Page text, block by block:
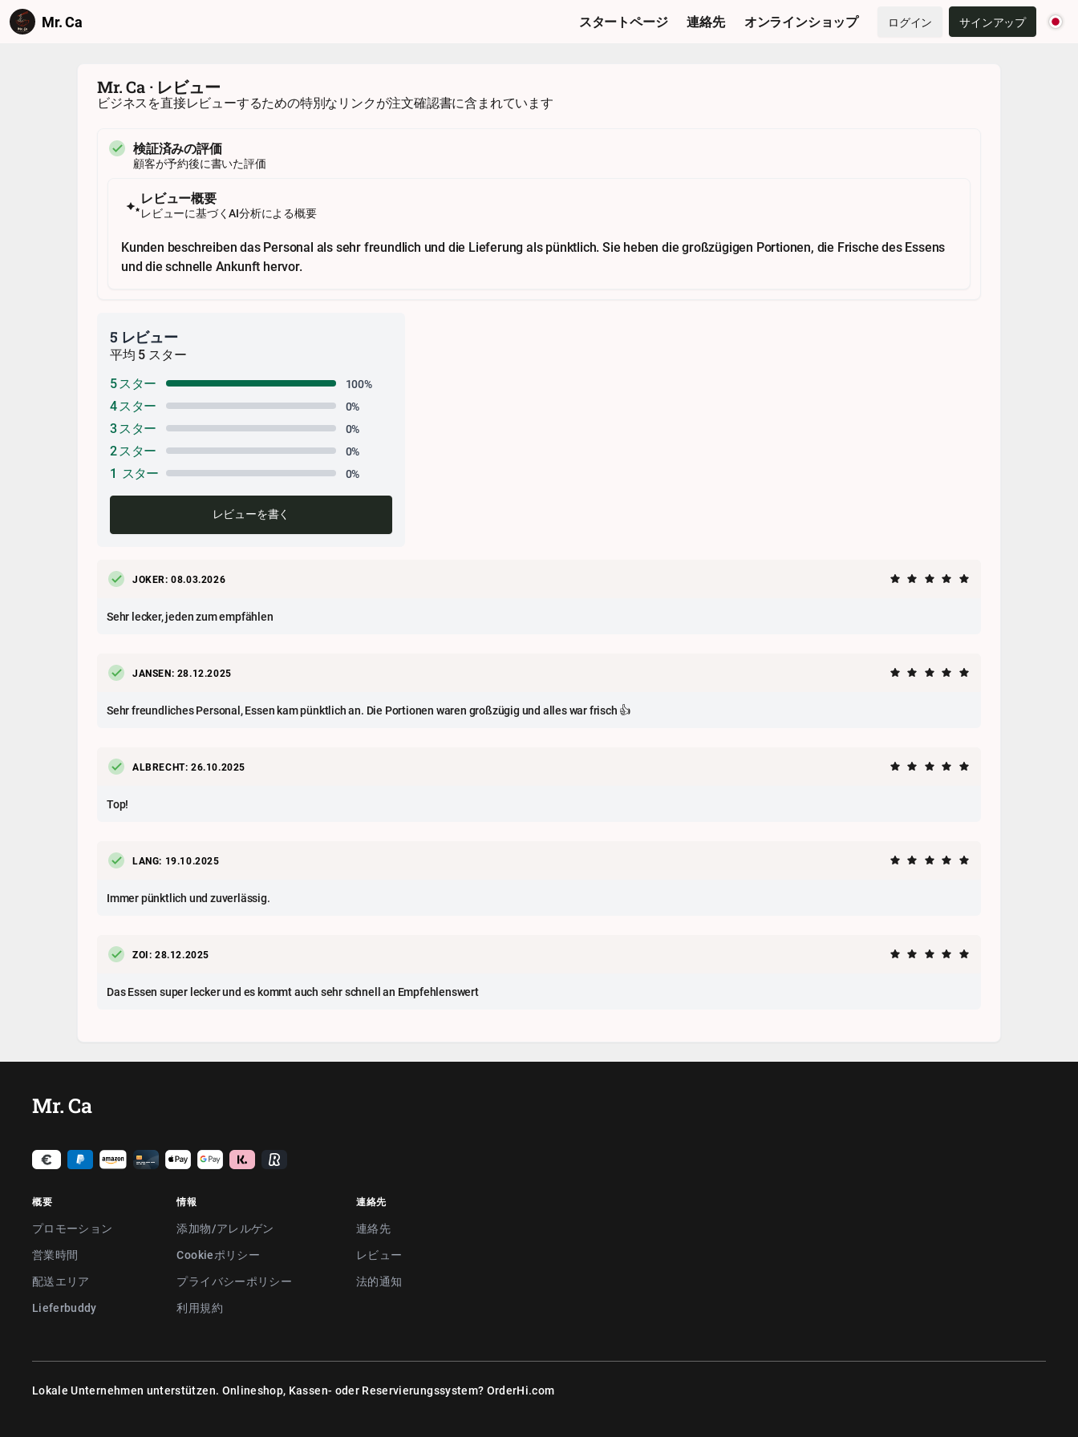
Mr. Ca スタートページ 連絡先 オンラインショップ ログイン サインアップ
Mr. Ca · レビュー
ビジネスを直接レビューするための特別なリンクが注文確認書に含まれています
検証済みの評価
顧客が予約後に書いた評価
レビュー概要
レビューに基づくAI分析による概要
Kunden beschreiben das Personal als sehr freundlich und die Lieferung als pünktlich. Sie heben die großzügigen Portionen, die Frische des Essens
und die schnelle Ankunft hervor.
5 レビュー
平均 5 スター
5 スター
100%
4 スター 0%
3 スター 0%
2 スター 0%
1 スター 0%
レビューを書く
JOKER: 08.03.2026
Sehr lecker, jeden zum empfählen
JANSEN: 28.12.2025
Sehr freundliches Personal, Essen kam pünktlich an. Die Portionen waren großzügig und alles war frisch 👍
ALBRECHT: 26.10.2025
Top!
LANG: 19.10.2025
Immer pünktlich und zuverlässig.
ZOI: 28.12.2025
Das Essen super lecker und es kommt auch sehr schnell an Empfehlenswert
Mr. Ca
概要
プロモーション
営業時間
配送エリア
Lieferbuddy
情報
添加物/アレルゲン
Cookieポリシー
プライバシーポリシー
利用規約
連絡先
連絡先
レビュー
法的通知
Lokale Unternehmen unterstützen. Onlineshop, Kassen- oder Reservierungssystem? OrderHi.com